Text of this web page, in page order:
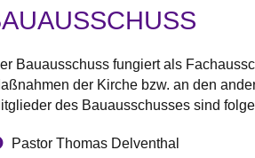
Bauausschuss fungiert als
der Kirche bzw. an den
des Bauausschusses sind
Pastor Thomas Delventhal